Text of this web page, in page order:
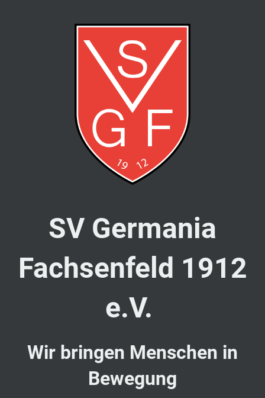
SV Germania
Fachsenfeld 1912
e.V.
Wir bringen Menschen in
Bewegung